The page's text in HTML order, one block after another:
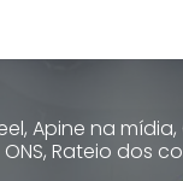
Apine na mídia,
ONS, Rateio dos